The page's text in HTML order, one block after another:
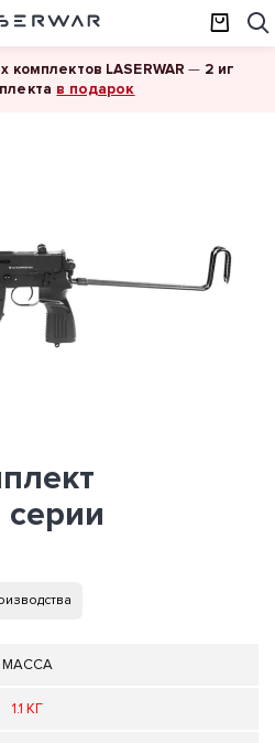
комплектов LASERWAR — 2 иг
в подарок
серии
МАССА
1.1 КГ